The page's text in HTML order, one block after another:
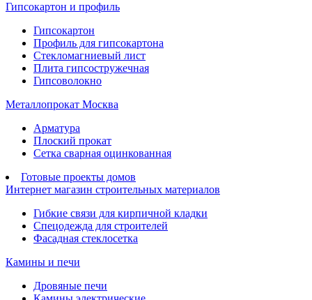
Гипсокартон и профиль
Гипсокартон
Профиль для гипсокартона
Стекломагниевый лист
Плита гипсостружечная
Гипсоволокно
Металлопрокат Москва
Арматура
Плоский прокат
Сетка сварная оцинкованная
Готовые проекты домов
Интернет магазин строительных материалов
Гибкие связи для кирпичной кладки
Спецодежда для строителей
Фасадная стеклосетка
Камины и печи
Дровяные печи